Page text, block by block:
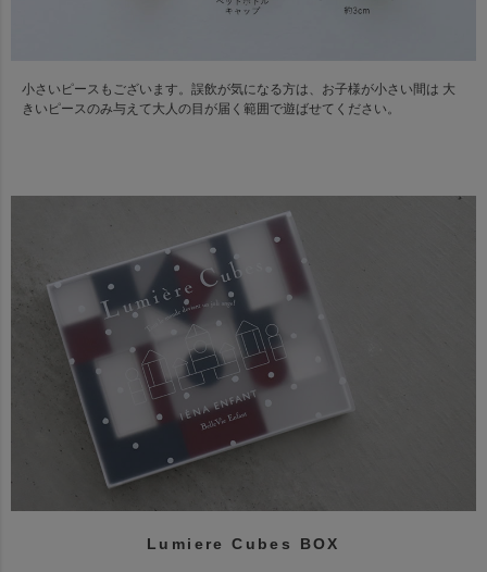
小さいピースもございます。誤飲が気になる方は、お子様が小さい間は 大
きいピースのみ与えて大人の目が届く範囲で遊ばせてください。
Lumiere Cubes BOX